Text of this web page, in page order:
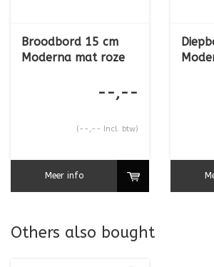
Broodbord 15 cm
Moderna mat roze
--,--
(--,-- Incl. btw)
Meer info
Others also bought